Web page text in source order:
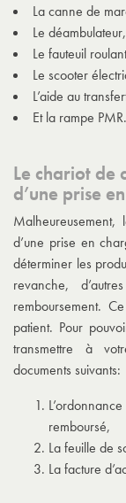
La canne de
Le déambulateur,
Le fauteuil
Le scooter
L’aide au
Et la rampe PMR.
Le chariot de
d’une prise
d’une prise en
déterminer les
revanche,
remboursement.
patient. Pour
transmettre à
documents suivants:
remboursé,
La feuille de
La facture